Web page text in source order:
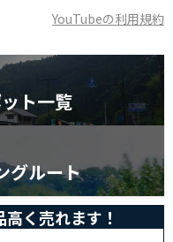
YouTubeの利用規約
ト一覧
グルート
く売れます！